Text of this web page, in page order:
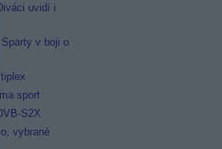
uvidí i
v boji o
sport
S2X
vybrané